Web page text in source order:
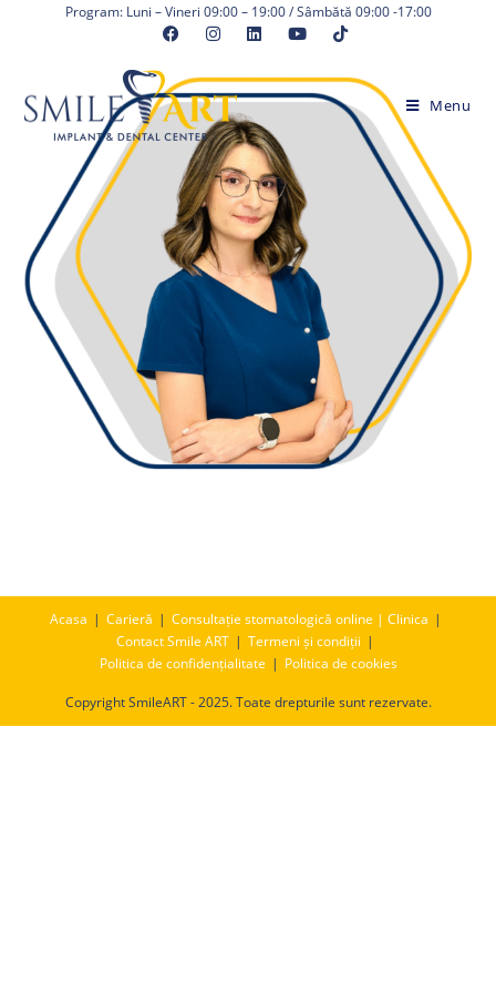
Program: Luni – Vineri 09:00 – 19:00 / Sâmbătă 09:00 -17:00
Menu
Acasa Carieră
Consultație stomatologică online | Clinica
Contact Smile ART
Termeni și condiții
Politica de confidențialitate
Politica de cookies
Copyright SmileART - 2025. Toate drepturile sunt rezervate.